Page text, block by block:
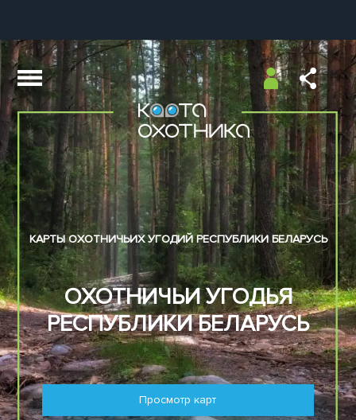
КАРТЫ ОХОТНИЧЬИХ УГОДИЙ РЕСПУБЛИКИ БЕЛАРУСЬ
ОХОТНИЧЬИ УГОДЬЯ
РЕСПУБЛИКИ БЕЛАРУСЬ
Просмотр карт